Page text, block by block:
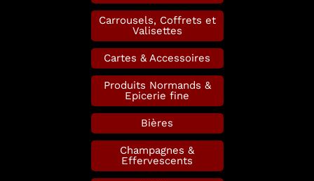
Carrousels, Coffrets et
Valisettes
Cartes & Accessoires
Produits Normands &
Epicerie fine
Bières
Champagnes &
Effervescents